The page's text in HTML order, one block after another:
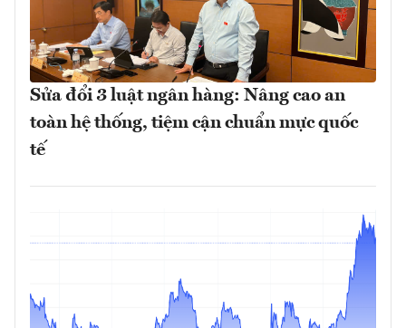
Sửa đổi 3 luật ngân hàng: Nâng cao an
toàn hệ thống, tiệm cận chuẩn mực quốc
tế